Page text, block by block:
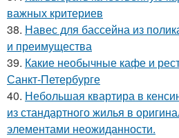
важных критериев
38. Навес для бассейна из
и преимущества
39. Какие необычные кафе и
Санкт-Петербурге
40. Небольшая квартира в
из стандартного жилья в
элементами неожиданности.